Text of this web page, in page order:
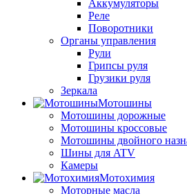
Аккумуляторы
Реле
Поворотники
Органы управления
Рули
Грипсы руля
Грузики руля
Зеркала
Мотошины
Мотошины дорожные
Мотошины кроссовые
Мотошины двойного
Шины для ATV
Камеры
Мотохимия
Моторные масла